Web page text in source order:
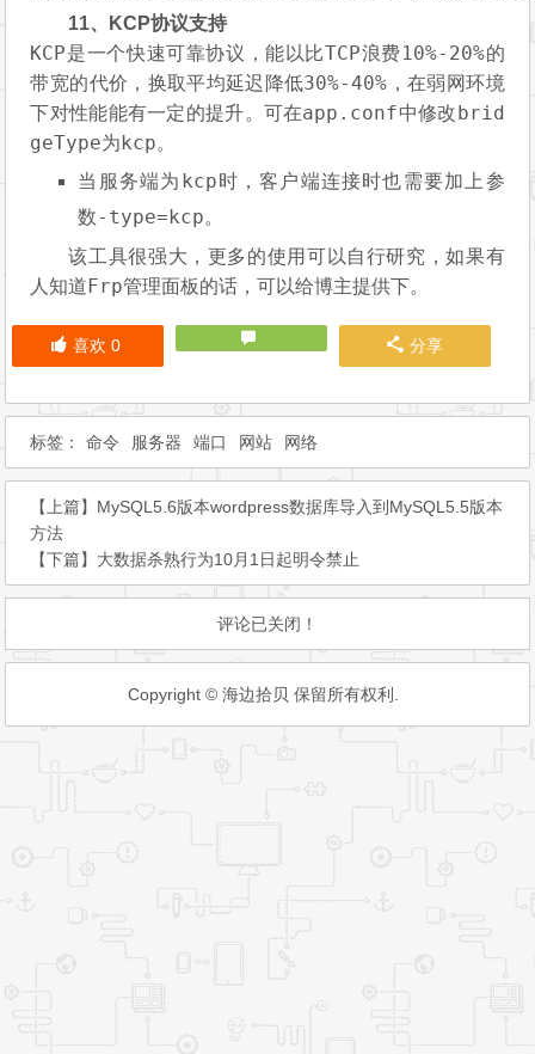
11、KCP协议支持
KCP是一个快速可靠协议，能以比TCP浪费10%-20%的
带宽的代价，换取平均延迟降低30%-40% ，在弱网环境
下对性能能有一定的提升。可在app.conf中修改brid
geType为kcp。
当服务端为 kcp时，客户端连接时也需要加上参
数-type=kcp。
该工具很强大，更多的使用可以自行研究，如果有
人知道Frp管理面板的话，可以给博主提供下。
喜欢 0 分享
标签： 命令 服务器 端口 网站 网络
【上篇】 MySQL5.6版本wordpress数据库导入到MySQL5.5版本
方法
【下篇】 大数据杀熟行为10月1日起明令禁止
评论已关闭！
Copyright © 海边拾贝 保留所有权利.